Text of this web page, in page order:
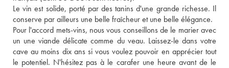
Le vin est solide, porté par des tanins d'une grande richesse. Il
conserve par ailleurs une belle fraîcheur et une belle élégance.
Pour l'accord mets-vins, nous vous conseillons de le marier avec
un une viande délicate comme du veau. Laissez-le dans votre
cave au moins dix ans si vous voulez pouvoir en apprécier tout
le potentiel. N'hésitez pas à le carafer une heure avant de le